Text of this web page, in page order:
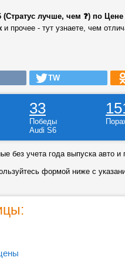
лучше, чем ❓) по Цене
и прочее - тут узнаете, чем
TW
33
Победы
Audi S6
без учета года выпуска авто и
формой ниже с